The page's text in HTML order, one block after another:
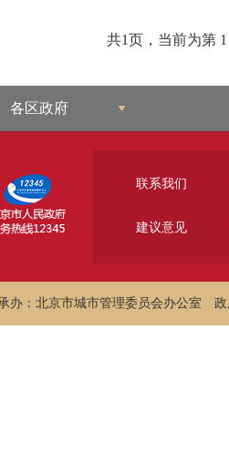
共1页，当前为第
各区政府
联系我们
建议意见
办：北京市城市管理委员会办公室 政